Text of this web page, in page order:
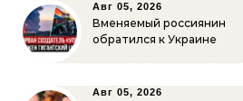
Авг 05, 2026
Вменяемый россиянин
обратился к Украине
Авг 05, 2026